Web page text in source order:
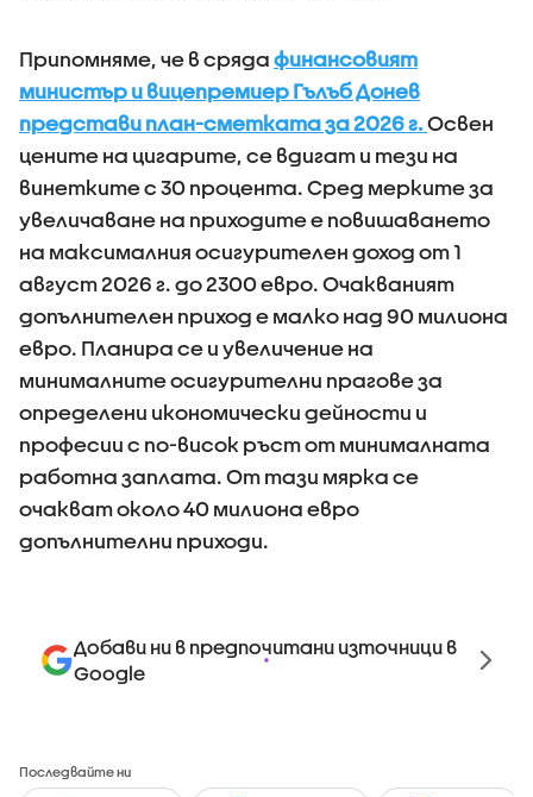
Припомняме, че в сряда финансовият
министър и вицепремиер Гълъб Донев
представи план-сметката за 2026 г.Освен
цените на цигарите, се вдигат и тези на
винетките с 30 процента. Сред мерките за
увеличаване на приходите е повишаването
на максималния осигурителен доход от 1
август 2026 г. до 2300 евро. Очакваният
допълнителен приход е малко над 90 милиона
евро. Планира се и увеличение на
минималните осигурителни прагове за
определени икономически дейности и
професии с по-висок ръст от минималната
работна заплата. От тази мярка се
очакват около 40 милиона евро
допълнителни приходи.
Добави ни в предпочитани източници в
Google
Последвайте ни